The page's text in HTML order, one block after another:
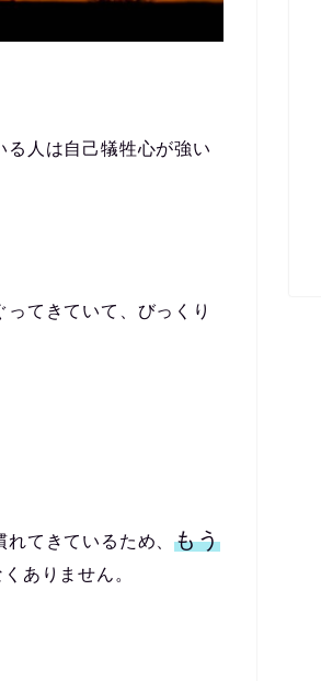
人は自己犠牲心が強い
てきていて、びっくり
れてきているため、もう
ありません。